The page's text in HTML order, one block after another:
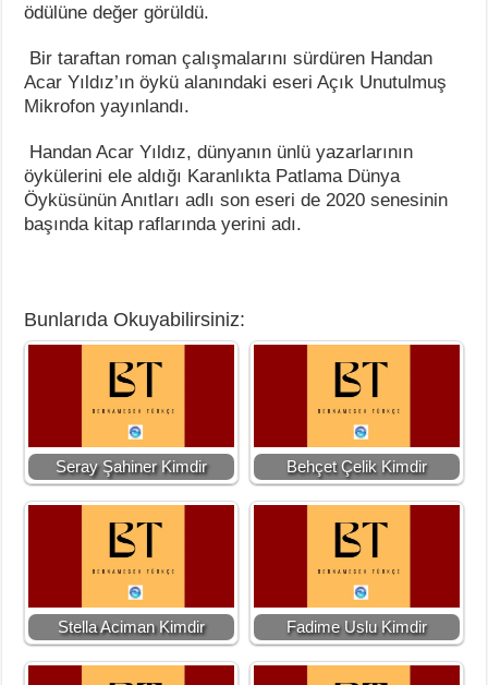
ödülüne değer görüldü.
Bir taraftan roman çalışmalarını sürdüren Handan
Acar Yıldız’ın öykü alanındaki eseri Açık Unutulmuş
Mikrofonyayınlandı.
Handan Acar Yıldız, dünyanın ünlü yazarlarının
öykülerini ele aldığı Karanlıkta Patlama Dünya
Öyküsünün Anıtları adlı son eseri de 2020 senesinin
başında kitap raflarında yerini adı.
Bunlarıda Okuyabilirsiniz:
Seray Şahiner Kimdir Behçet Çelik Kimdir
Stella Aciman Kimdir Fadime Uslu Kimdir